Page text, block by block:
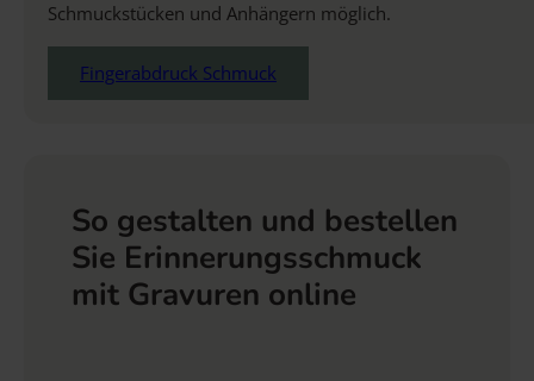
Schmuckstücken und Anhängern möglich.
Fingerabdruck Schmuck
So gestalten und bestellen
Sie Erinnerungsschmuck
mit Gravuren online